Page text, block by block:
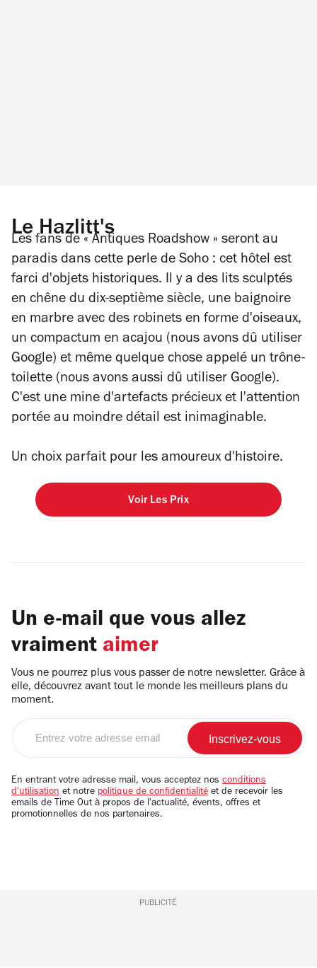
Le Hazlitt's
Les fans de « Antiques Roadshow » seront au
paradis dans cette perle de Soho : cet hôtel est
farci d'objets historiques. Il y a des lits sculptés
en chêne du dix-septième siècle, une baignoire
en marbre avec des robinets en forme d'oiseaux,
un compactum en acajou (nous avons dû utiliser
Google) et même quelque chose appelé un trône-
toilette (nous avons aussi dû utiliser Google).
C'est une mine d'artefacts précieux et l'attention
portée au moindre détail est inimaginable.
Un choix parfait pour les amoureux d'histoire.
Voir Les Prix
Un e-mail que vous allez
vraiment aimer
Vous ne pourrez plus vous passer de notre newsletter. Grâce à
elle, découvrez avant tout le monde les meilleurs plans du
moment.
email
En entrant votre adresse mail, vous acceptez nos conditions
d'utilisation et notre politique de confidentialité et de recevoir les
emails de Time Out à propos de l'actualité, évents, offres et
promotionnelles de nos partenaires.
PUBLICITÉ